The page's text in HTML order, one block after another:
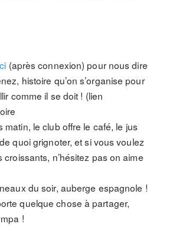
(après connexion) pour nous dire
histoire qu’on s’organise pour
comme il se doit ! (lien
matin, le club offre le café, le jus
quoi grignoter, et si vous voulez
croissants, n’hésitez pas on aime
du soir, auberge espagnole !
quelque chose à partager,
!